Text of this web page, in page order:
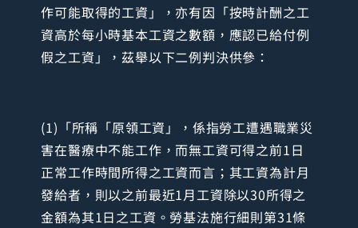
作可能取得的工資」，亦有因「按時計酬之工
資高於每小時基本工資之數額，應認已給付例
假之工資」，茲舉以下二例判決供參：
(1)「所稱「原領工資」，係指勞工遭遇職業災
害在醫療中不能工作，而無工資可得之前1日
正常工作時間所得之工資而言；其工資為計月
發給者，則以之前最近1月工資除以30所得之
金額為其1日之工資。勞基法施行細則第31條